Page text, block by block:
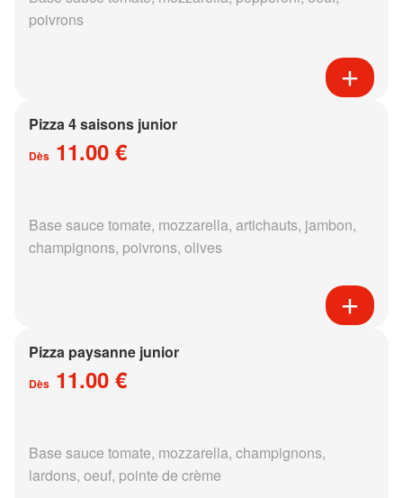
poivrons
Pizza 4 saisons junior
Dès 11.00 €
Base sauce tomate, mozzarella, artichauts, jambon,
champignons, poivrons, olives
Pizza paysanne junior
Dès 11.00 €
Base sauce tomate, mozzarella, champignons,
lardons, oeuf, pointe de crème